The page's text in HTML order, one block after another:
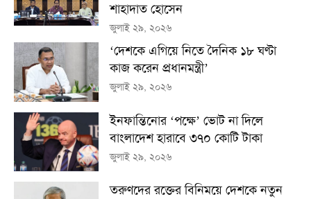
শাহাদাত হোসেন
জুলাই ২৯, ২০২৬
‘দেশকে এগিয়ে নিতে দৈনিক ১৮ ঘণ্টা
কাজ করেন প্রধানমন্ত্রী’
জুলাই ২৯, ২০২৬
ইনফান্তিনোর ‘পক্ষে’ ভোট না দিলে
বাংলাদেশ হারাবে ৩৭০ কোটি টাকা
জুলাই ২৯, ২০২৬
তরুণদের রক্তের বিনিময়ে দেশকে নতুন